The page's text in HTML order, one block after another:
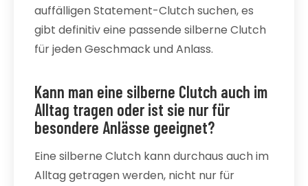
auffälligen Statement-Clutch suchen, es
gibt definitiv eine passende silberne Clutch
für jeden Geschmack und Anlass.
Kann man eine silberne Clutch auch im
Alltag tragen oder ist sie nur für
besondere Anlässe geeignet?
Eine silberne Clutch kann durchaus auch im
Alltag getragen werden, nicht nur für